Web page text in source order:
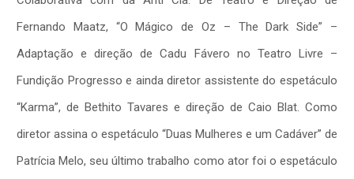
Fernando Maatz, “O Mágico de Oz – The Dark Side” –
Adaptação e direção de Cadu Fávero no Teatro Livre –
Fundição Progresso e ainda diretor assistente do espetáculo
“Karma”, de Bethito Tavares e direção de Caio Blat. Como
diretor assina o espetáculo “Duas Mulheres e um Cadáver” de
Patrícia Melo, seu último trabalho como ator foi o espetáculo